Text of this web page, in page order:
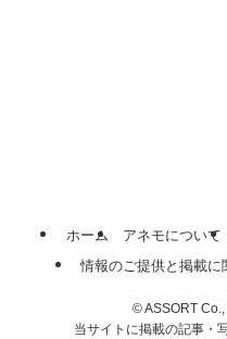
ホーム アネモについて
情報のご提供と掲載に
©ASSORT Co.,
当サイトに掲載の記事・